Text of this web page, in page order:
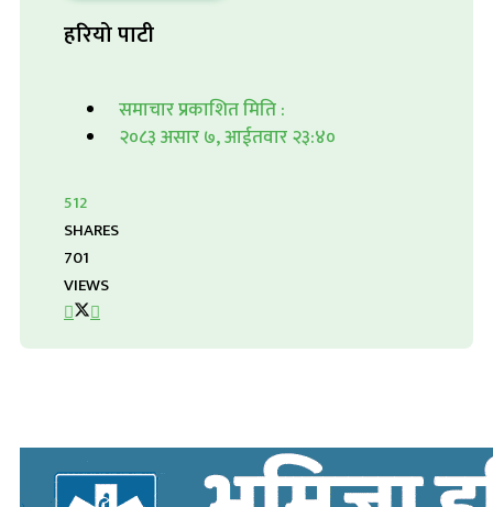
हरियो पाटी
समाचार प्रकाशित मिति :
२०८३ असार ७, आईतवार २३:४०
512
SHARES
701
VIEWS